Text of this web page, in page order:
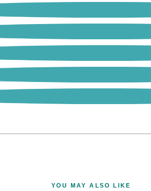
YOU MAY ALSO LIKE